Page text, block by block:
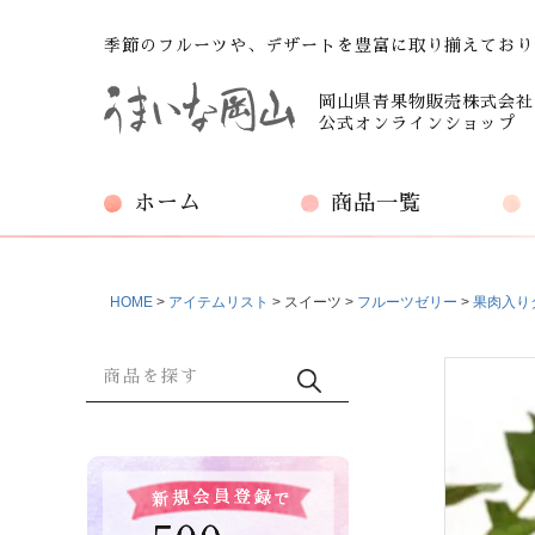
季節のフルーツや、デザートを豊富に取り揃えてお
岡山県青果物販売株式会社
公式オンラインショップ
ホーム 商品一覧
HOME アイテムリスト スイーツ フルーツゼリー 果肉入り
商品検索